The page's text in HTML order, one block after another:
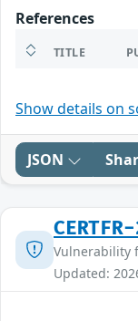
References
TITLE
Show details on
JSON
Vulnerability
Updated: